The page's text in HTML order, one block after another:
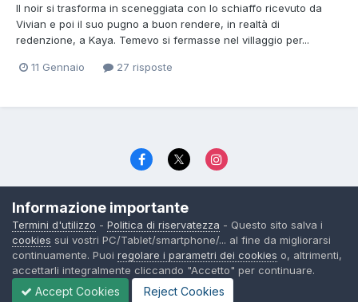
Il noir si trasforma in sceneggiata con lo schiaffo ricevuto da
Vivian e poi il suo pugno a buon rendere, in realtà di
redenzione, a Kaya. Temevo si fermasse nel villaggio per...
11 Gennaio 27 risposte
© TexWillerForum dal 2006
Powered by Invision Community
Informazione importante
Termini d'utilizzo - Politica di riservatezza - Questo sito salva i
cookies sui vostri PC/Tablet/smartphone/... al fine da migliorarsi
continuamente. Puoi regolare i parametri dei cookies o, altrimenti,
accettarli integralmente cliccando "Accetto" per continuare.
Accept Cookies Reject Cookies